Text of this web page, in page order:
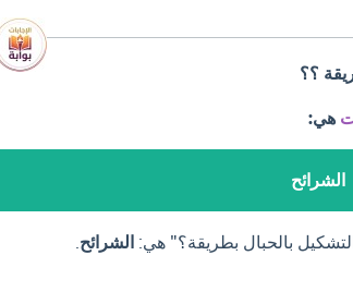
؟؟
هي:
الشرائح
بالحبال بطريقة؟" هي: الشرائح